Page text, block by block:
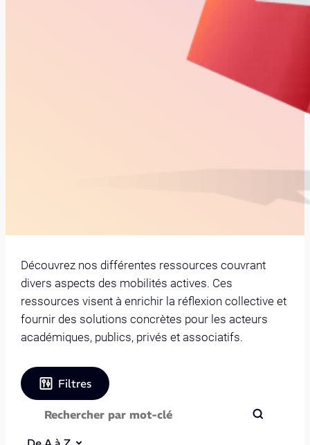
Découvrez nos différentes ressources couvrant
divers aspects des mobilités actives. Ces
ressources visent à enrichir la réflexion collective et
fournir des solutions concrètes pour les acteurs
académiques, publics, privés et associatifs.
Filtres